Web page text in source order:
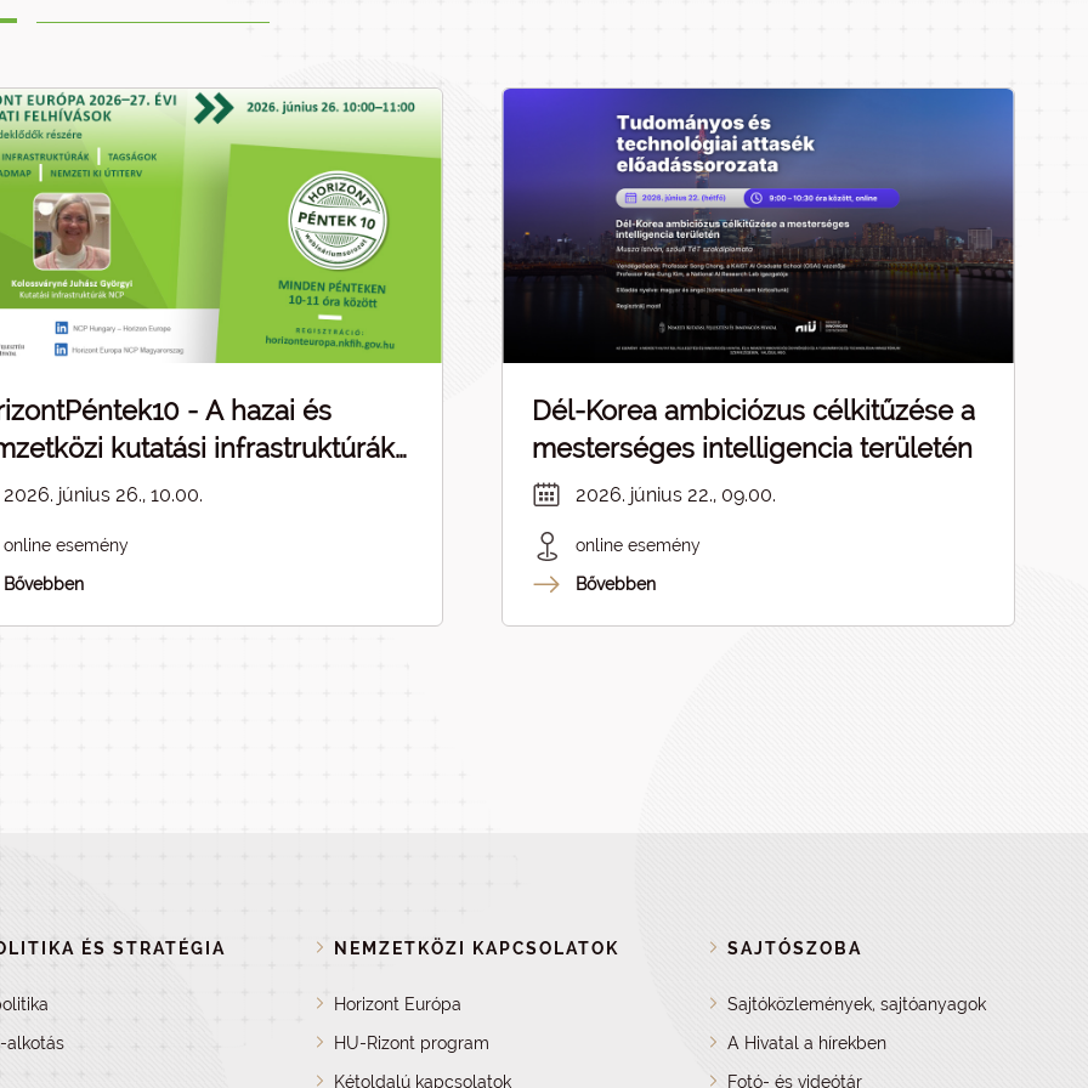
- A hazai és
kutatási infrastruktúrák
- ELMARAD
2026. június 26., 10.00.
online esemény
Bővebben
Dél-Korea ambiciózus célkitűzése a
mesterséges intelligencia területén
2026. június 22., 09.00.
online esemény
Bővebben
ÉS STRATÉGIA
alkotás
NEMZETKÖZI KAPCSOLATOK
Horizont Európa
HU-Rizont program
Kétoldalú kapcsolatok
SAJTÓSZOBA
Sajtóközlemények, sajtóanyagok
A Hivatal a hírekben
Fotó- és videótár